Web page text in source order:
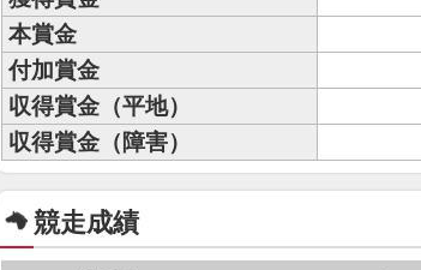
本賞金
付加賞金
収得賞金（平地）
収得賞金（障害）
競走成績